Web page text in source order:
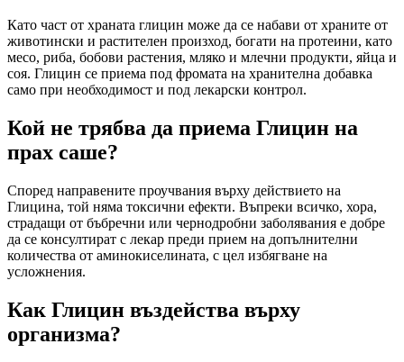
Като част от храната глицин може да се набави от храните от
животински и растителен произход, богати на протеини, като
месо, риба, бобови растения, мляко и млечни продукти, яйца и
соя. Глицин се приема под фромата на хранителна добавка
само при необходимост и под лекарски контрол.
Кой не трябва да приема Глицин на
прах саше?
Според направените проучвания върху действието на
Глицина, той няма токсични ефекти. Въпреки всичко, хора,
страдащи от бъбречни или чернодробни заболявания е добре
да се консултират с лекар преди прием на допълнителни
количества от аминокиселината, с цел избягване на
усложнения.
Как Глицин въздейства върху
организма?